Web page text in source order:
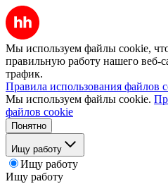
Мы используем файлы cookie,
правильную работу нашего веб-
трафик.
Правила использования файлов
Мы используем файлы cookie.
файлов cookie
Понятно
Ищу работу
Ищу работу
Ищу работу